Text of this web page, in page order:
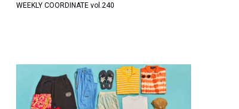
WEEKLY COORDINATE vol.240